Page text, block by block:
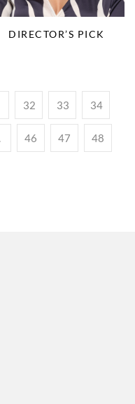
DIRECTOR’S PICK
32 33 34
46 47 48